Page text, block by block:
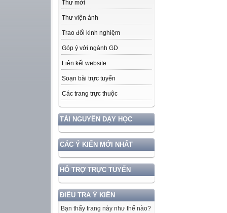
Thư mời
Thư viện ảnh
Trao đổi kinh nghiệm
Góp ý với ngành GD
Liên kết website
Soạn bài trực tuyến
Các trang trực thuộc
TÀI NGUYÊN DẠY HỌC
CÁC Ý KIẾN MỚI NHẤT
HỖ TRỢ TRỰC TUYẾN
ĐIỀU TRA Ý KIẾN
Bạn thấy trang này như thế nào?